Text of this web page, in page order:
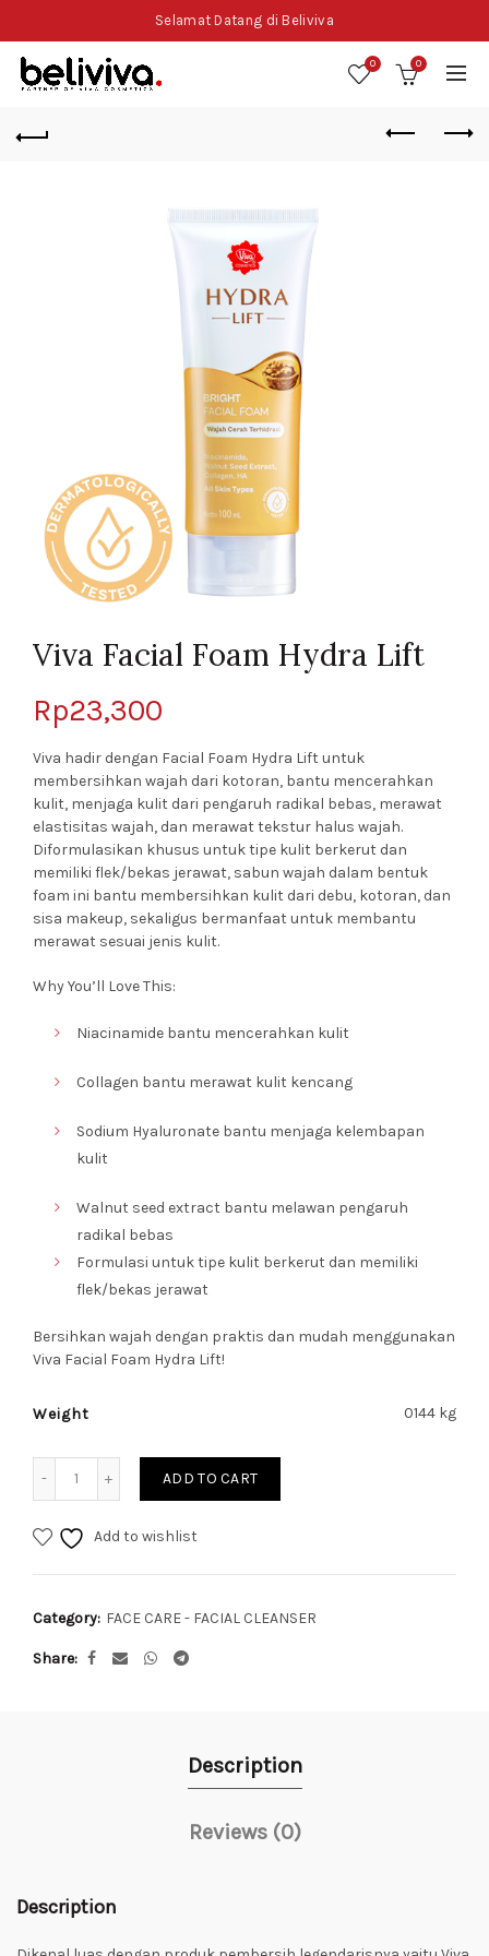
Selamat Datang di Beliviva
0 0
Viva Facial Foam Hydra Lift
Rp23,300
Viva hadir dengan Facial Foam Hydra Lift untuk
membersihkan wajah dari kotoran, bantu mencerahkan
kulit, menjaga kulit dari pengaruh radikal bebas, merawat
elastisitas wajah, dan merawat tekstur halus wajah.
Diformulasikan khusus untuk tipe kulit berkerut dan
memiliki flek/bekas jerawat, sabun wajah dalam bentuk
foam ini bantu membersihkan kulit dari debu, kotoran, dan
sisa makeup, sekaligus bermanfaat untuk membantu
merawat sesuai jenis kulit.
Why You’ll Love This:
Niacinamide bantu mencerahkan kulit
Collagen bantu merawat kulit kencang
Sodium Hyaluronate bantu menjaga kelembapan
kulit
Walnut seed extract bantu melawan pengaruh
radikal bebas
Formulasi untuk tipe kulit berkerut dan memiliki
flek/bekas jerawat
Bersihkan wajah dengan praktis dan mudah menggunakan
Viva Facial Foam Hydra Lift!
Weight 0144 kg
Quantity
ADD TO CART
Add to wishlist
Category: FACE CARE - FACIAL CLEANSER
Share
Description
Reviews (0)
Description